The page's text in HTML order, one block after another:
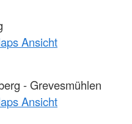
Ansicht
- Grevesmühlen
Ansicht